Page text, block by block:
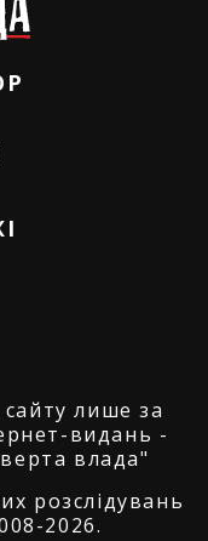
лише за
видань -
влада"
розслідувань
2026.